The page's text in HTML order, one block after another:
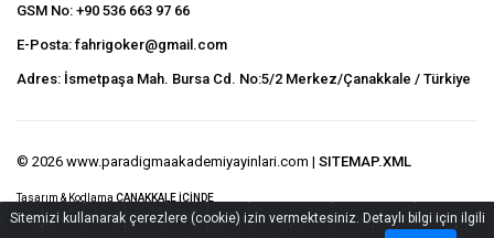
GSM No: +90 536 663 97 66
E-Posta: fahrigoker@gmail.com
Adres: İsmetpaşa Mah. Bursa Cd. No:5/2 Merkez/Çanakkale / Türkiye
© 2026 www.paradigmaakademiyayinlari.com | SITEMAP.XML
Tasarım & Kodlama ÇANAKKALE İÇİNDE
Sitemizi kullanarak çerezlere (cookie) izin vermektesiniz. Detaylı bilgi için ilgili